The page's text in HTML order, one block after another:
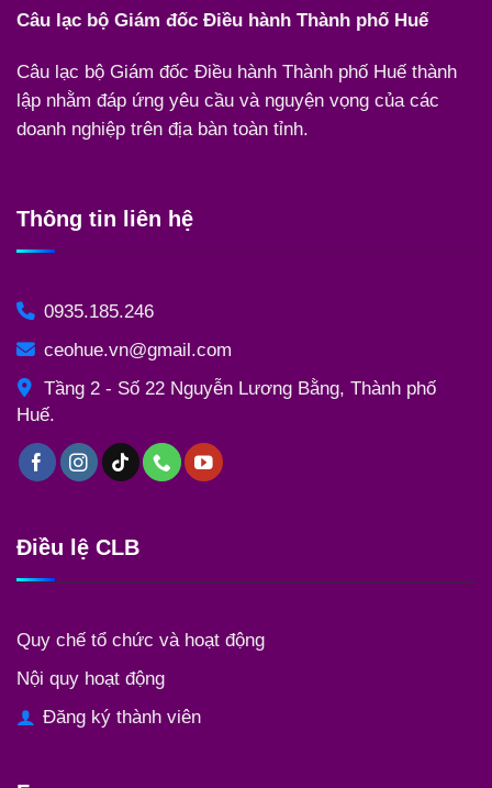
Câu lạc bộ Giám đốc Điều hành Thành phố Huế
Câu lạc bộ Giám đốc Điều hành Thành phố Huế thành
lập nhằm đáp ứng yêu cầu và nguyện vọng của các
doanh nghiệp trên địa bàn toàn tỉnh.
Thông tin liên hệ
0935.185.246
ceohue.vn@gmail.com
Tầng 2 - Số 22 Nguyễn Lương Bằng, Thành phố
Huế.
Điều lệ CLB
Quy chế tổ chức và hoạt động
Nội quy hoạt động
Đăng ký thành viên